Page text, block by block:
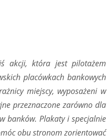
akcji, która jest pilotażem
placówkach bankowych
miejscy, wyposażeni w
przeznaczone zarówno dla
banków. Plakaty i specjalnie
obu stronom zorientować